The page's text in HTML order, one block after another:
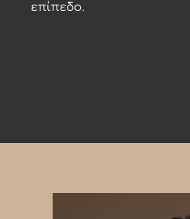
επίπεδο.